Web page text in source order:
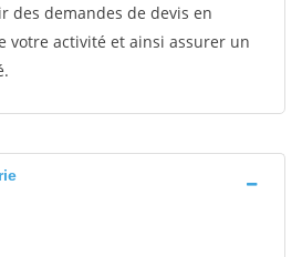
des demandes de devis en
votre activité et ainsi assurer un